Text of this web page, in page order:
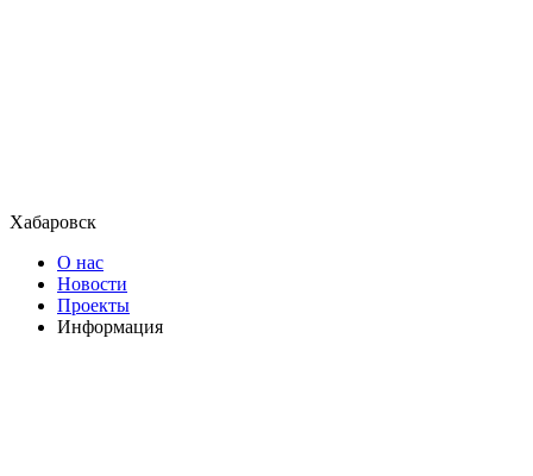
Хабаровск
О нас
Новости
Проекты
Информация